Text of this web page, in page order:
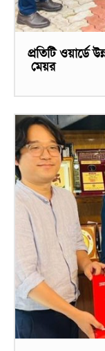
প্রতিটি ওয়ার্ডে
মেয়র